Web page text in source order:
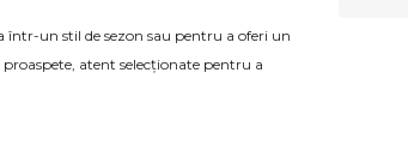
într-un stil de sezon sau pentru a oferi un
atent selecționate pentru a